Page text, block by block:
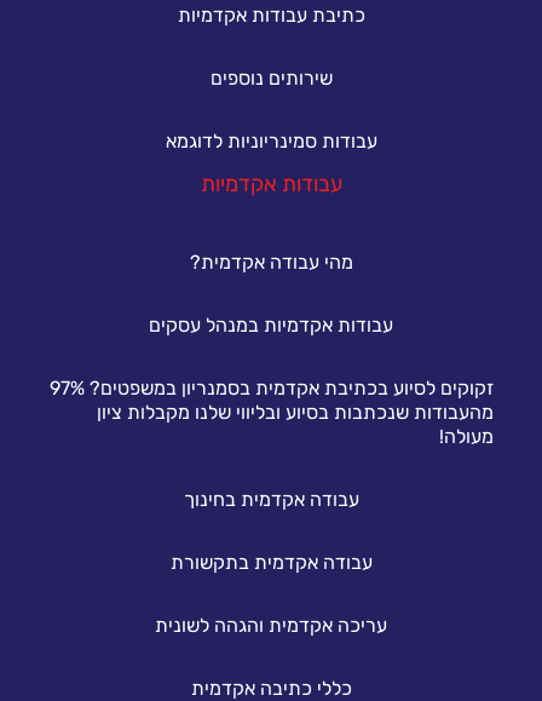
כתיבת עבודות אקדמיות
שירותים נוספים
עבודות סמינריוניות לדוגמא
עבודות אקדמיות
מהי עבודה אקדמית?
עבודות אקדמיות במנהל עסקים
זקוקים לסיוע בכתיבת אקדמית בסמנריון במשפטים? 97%
מהעבודות שנכתבות בסיוע ובליווי שלנו מקבלות ציון
מעולה!
עבודה אקדמית בחינוך
עבודה אקדמית בתקשורת
עריכה אקדמית והגהה לשונית
כללי כתיבה אקדמית